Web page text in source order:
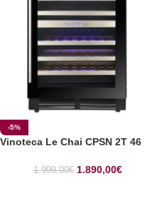
-5%
Vinoteca Le Chai CPSN 2T 46
1.999,00€ 1.890,00€